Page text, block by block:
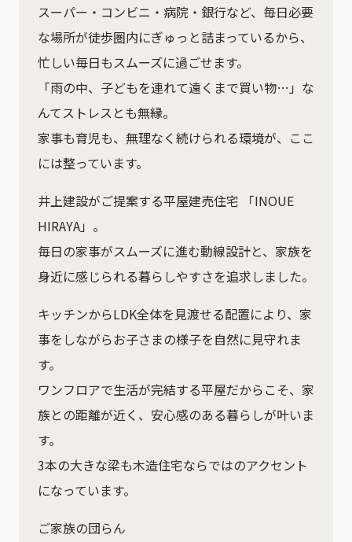
スーパー・コンビニ・病院・銀行など、毎日必要
な場所が徒歩圏内にぎゅっと詰まっているから、
忙しい毎日もスムーズに過ごせます。
「雨の中、子どもを連れて遠くまで買い物…」な
んてストレスとも無縁。
家事も育児も、無理なく続けられる環境が、ここ
には整っています。
井上建設がご提案する平屋建売住宅 「INOUE
HIRAYA」。
毎日の家事がスムーズに進む動線設計と、家族を
身近に感じられる暮らしやすさを追求しました。
キッチンからLDK全体を見渡せる配置により、家
事をしながらお子さまの様子を自然に見守れま
す。
ワンフロアで生活が完結する平屋だからこそ、家
族との距離が近く、安心感のある暮らしが叶いま
す。
3本の大きな梁も木造住宅ならではのアクセント
になっています。
ご家族の団らん